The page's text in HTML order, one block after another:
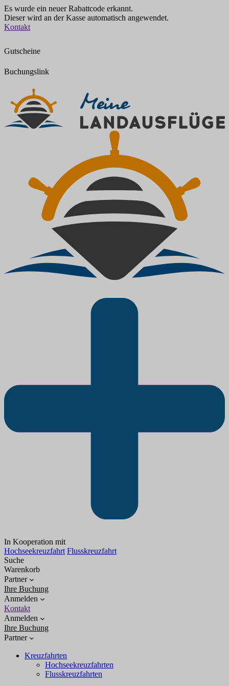
Es wurde ein neuer Rabattcode erkannt.
Dieser wird an der Kasse automatisch angewendet.
Zum
Kontakt
Gutscheine
Buchungslink
In Kooperation mit
Hochseekreuzfahrt Flusskreuzfahrt
Suche
Warenkorb
Partner
Ihre Buchung
Anmelden
Kontakt
Anmelden
Ihre Buchung
Partner
Kreuzfahrten
Hochseekreuzfahrten
Flusskreuzfahrten